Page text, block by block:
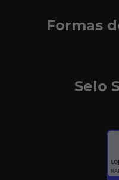
Formas
Selo